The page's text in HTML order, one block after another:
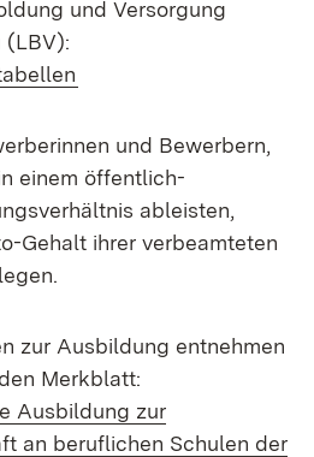
und Versorgung
(LBV):
und Bewerbern,
einem öffentlich-
ableisten,
Gehalt ihrer verbeamteten
zur Ausbildung entnehmen
Merkblatt:
Ausbildung zur
an beruflichen Schulen der